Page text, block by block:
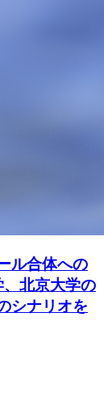
ル合体への
北京大学の
シナリオを